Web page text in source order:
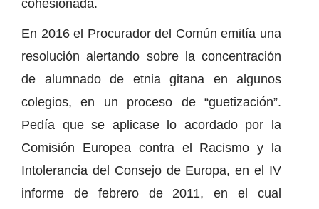
cohesionada.
En 2016 el Procurador del Común emitía una
resolución alertando sobre la concentración
de alumnado de etnia gitana en algunos
colegios, en un proceso de “guetización”.
Pedía que se aplicase lo acordado por la
Comisión Europea contra el Racismo y la
Intolerancia del Consejo de Europa, en el IV
informe de febrero de 2011, en el cual